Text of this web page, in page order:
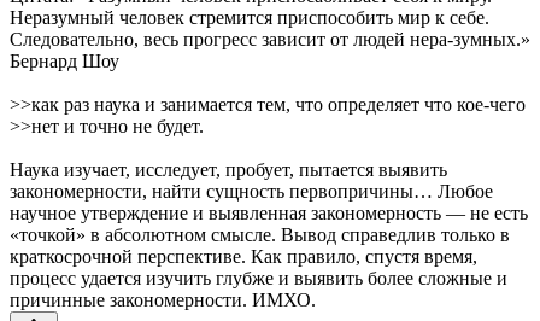
Неразумный человек стремится приспособить мир к себе.
Следовательно, весь прогресс зависит от людей нера-зумных.»
Бернард Шоу
>>как раз наука и занимается тем, что определяет что кое-чего
>>нет и точно не будет.
Наука изучает, исследует, пробует, пытается выявить
закономерности, найти сущность первопричины… Любое
научное утверждение и выявленная закономерность — не есть
«точкой» в абсолютном смысле. Вывод справедлив только в
краткосрочной перспективе. Как правило, спустя время,
процесс удается изучить глубже и выявить более сложные и
причинные закономерности. ИМХО.